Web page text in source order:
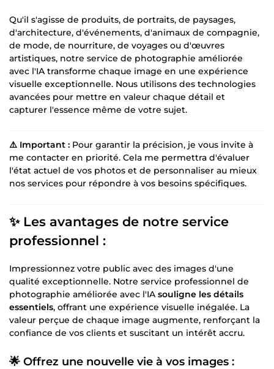
Qu'il s'agisse de produits, de portraits, de paysages,
d'architecture, d'événements, d'animaux de compagnie,
de mode, de nourriture, de voyages ou d'œuvres
artistiques, notre service de photographie améliorée
avec l'IA transforme chaque image en une expérience
visuelle exceptionnelle. Nous utilisons des technologies
avancées pour mettre en valeur chaque détail et
capturer l'essence même de votre sujet.
⚠️ Important : Pour garantir la précision, je vous invite à
me contacter en priorité. Cela me permettra d'évaluer
l'état actuel de vos photos et de personnaliser au mieux
nos services pour répondre à vos besoins spécifiques.
✨ Les avantages de notre service
professionnel :
Impressionnez votre public avec des images d'une
qualité exceptionnelle. Notre service professionnel de
photographie améliorée avec l'IA souligne les détails
essentiels, offrant une expérience visuelle inégalée. La
valeur perçue de chaque image augmente, renforçant la
confiance de vos clients et suscitant un intérêt accru.
🌟 Offrez une nouvelle vie à vos images :